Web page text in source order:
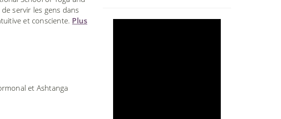
servir les gens dans
et consciente. Plus
et Ashtanga